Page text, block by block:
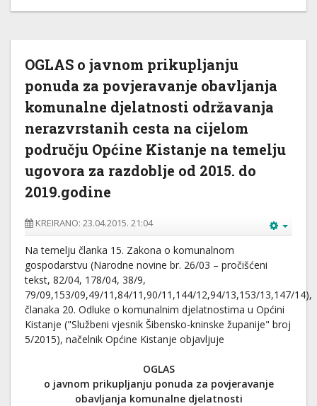
OGLAS o javnom prikupljanju
ponuda za povjeravanje obavljanja
komunalne djelatnosti održavanja
nerazvrstanih cesta na cijelom
području Općine Kistanje na temelju
ugovora za razdoblje od 2015. do
2019.godine
KREIRANO: 23.04.2015. 21:04
Na temelju članka 15. Zakona o komunalnom
gospodarstvu (Narodne novine br. 26/03 – pročišćeni
tekst, 82/04, 178/04, 38/9,
79/09,153/09,49/11,84/11,90/11,144/12,94/13,153/13,147/14),
članaka 20. Odluke o komunalnim djelatnostima u Općini
Kistanje ("Službeni vjesnik Šibensko-kninske županije" broj
5/2015), načelnik Općine Kistanje objavljuje
OGLAS
o javnom prikupljanju ponuda za povjeravanje
obavljanja komunalne djelatnosti